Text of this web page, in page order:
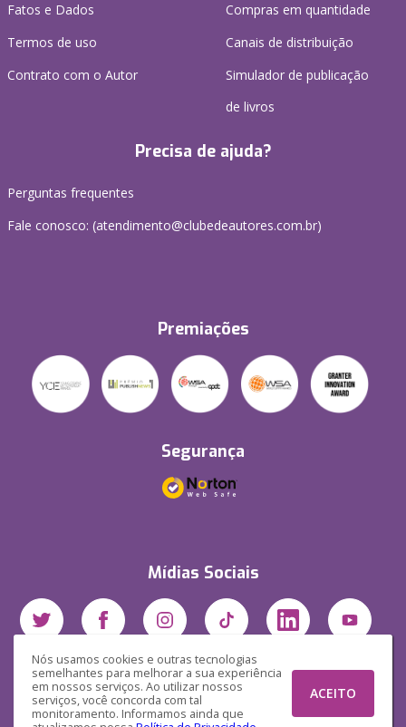
Nós usamos cookies e outras tecnologias
semelhantes para melhorar a sua experiência
em nossos serviços. Ao utilizar nossos
serviços, você concorda com tal
monitoramento. Informamos ainda que
ACEITO
Fatos e Dados
Termos de uso
Contrato com o Autor
Compras em quantidade
Canais de distribuição
Simulador de publicação
de livros
Precisa de ajuda?
Perguntas frequentes
Fale conosco: (atendimento@clubedeautores.com.br)
Premiações
Segurança
Mídias Sociais